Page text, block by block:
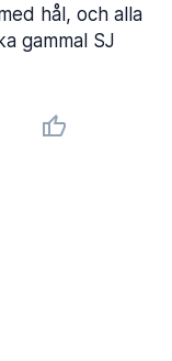
hål, och alla
gammal SJ